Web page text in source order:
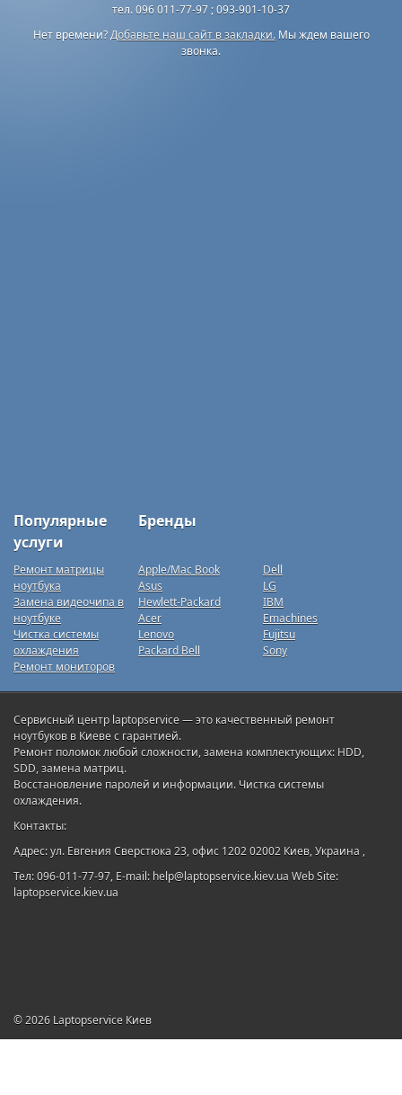
тел. 096 011-77-97 ; 093-901-10-37
Нет времени?Добавьте наш сайт в закладки.Мы ждем вашего
звонка.
Популярные
услуги
Бренды
Ремонт матрицы
ноутбука
Замена видеочипа в
ноутбуке
Чистка системы
охлаждения
Ремонт мониторов
Apple/Mac Book
Asus
Hewlett-Packard
Acer
Lenovo
Packard Bell
Dell
LG
IBM
Emachines
Fujitsu
Sony
Сервисный центр laptopservice — это качественный ремонт
ноутбуков в Киеве с гарантией.
Ремонт поломок любой сложности, замена комплектующих: HDD,
SDD, замена матриц.
Восстановление паролей и информации. Чистка системы
охлаждения.
Контакты:
Адрес: ул. Евгения Сверстюка 23, офис 1202 02002 Киев, Украина ,
Тел: 096-011-77-97, E-mail: help@laptopservice.kiev.ua Web Site:
laptopservice.kiev.ua
© 2026 Laptopservice Киев